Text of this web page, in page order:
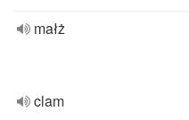
małż
clam